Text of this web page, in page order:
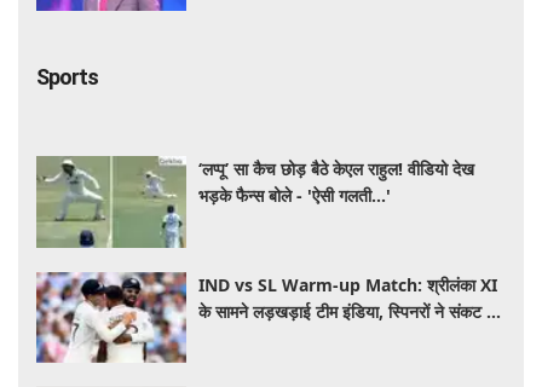
Sports
‘लप्पू’ सा कैच छोड़ बैठे केएल राहुल! वीडियो देख
भड़के फैन्स बोले - 'ऐसी गलती...'
IND vs SL Warm-up Match: श्रीलंका XI
के सामने लड़खड़ाई टीम इंडिया, स्पिनरों ने संकट में